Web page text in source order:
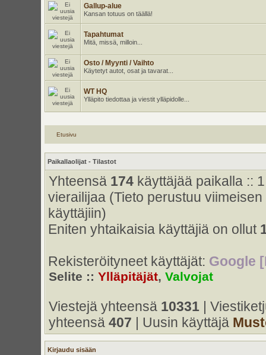
Gallup-alue
Kansan totuus on täällä!
Tapahtumat
Mitä, missä, milloin...
Osto / Myynti / Vaihto
Käytetyt autot, osat ja tavarat...
WT HQ
Ylläpito tiedottaa ja viestit ylläpidolle...
Etusivu
Paikallaolijat - Tilastot
Yhteensä 174käyttäjää paikalla ::
vierailijaa (Tieto perustuu
käyttäjiin)
Eniten yhtaikaisia käyttäjiä on ollut
Rekisteröityneet käyttäjät: Google
Selite :: Ylläpitäjät, Valvojat
Viestejä yhteensä 10331 |
yhteensä 407 | Uusin käyttäjä
Kirjaudu sisään